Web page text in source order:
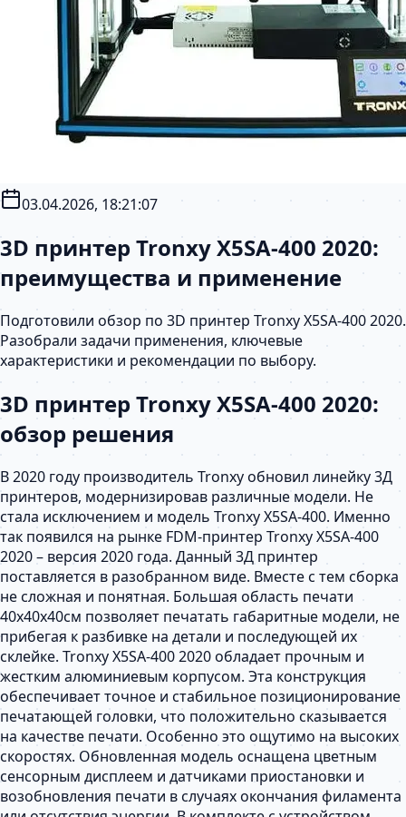
03.04.2026, 18:21:07
3D принтер Tronxy X5SA-400 2020:
преимущества и применение
Подготовили обзор по 3D принтер Tronxy X5SA-400 2020.
Разобрали задачи применения, ключевые
характеристики и рекомендации по выбору.
3D принтер Tronxy X5SA-400 2020:
обзор решения
В 2020 году производитель Tronxy обновил линейку 3Д
принтеров, модернизировав различные модели. Не
стала исключением и модель Tronxy X5SA-400. Именно
так появился на рынке FDM-принтер Tronxy X5SA-400
2020 – версия 2020 года. Данный 3Д принтер
поставляется в разобранном виде. Вместе с тем сборка
не сложная и понятная. Большая область печати
40х40х40см позволяет печатать габаритные модели, не
прибегая к разбивке на детали и последующей их
склейке. Tronxy X5SA-400 2020 обладает прочным и
жестким алюминиевым корпусом. Эта конструкция
обеспечивает точное и стабильное позиционирование
печатающей головки, что положительно сказывается
на качестве печати. Особенно это ощутимо на высоких
скоростях. Обновленная модель оснащена цветным
сенсорным дисплеем и датчиками приостановки и
возобновления печати в случаях окончания филамента